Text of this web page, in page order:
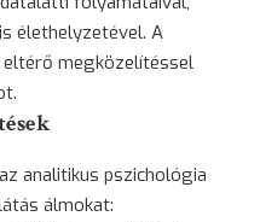
élethelyzetével. A
megközelítéssel
analitikus pszichológia
álmokat: